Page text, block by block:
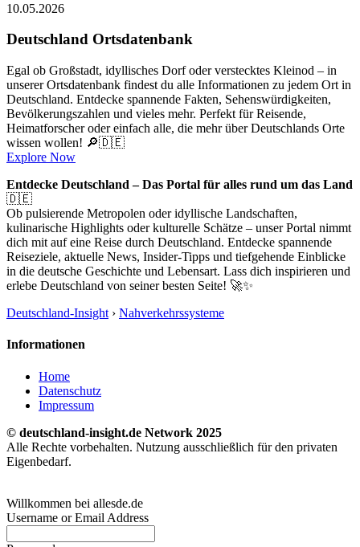
10.05.2026
Deutschland Ortsdatenbank
Egal ob Großstadt, idyllisches Dorf oder verstecktes Kleinod – in
unserer Ortsdatenbank findest du alle Informationen zu jedem Ort in
Deutschland. Entdecke spannende Fakten, Sehenswürdigkeiten,
Bevölkerungszahlen und vieles mehr. Perfekt für Reisende,
Heimatforscher oder einfach alle, die mehr über Deutschlands Orte
wissen wollen! 🔎🇩🇪
Explore Now
Entdecke Deutschland – Das Portal für alles rund um das Land
🇩🇪
Ob pulsierende Metropolen oder idyllische Landschaften,
kulinarische Highlights oder kulturelle Schätze – unser Portal nimmt
dich mit auf eine Reise durch Deutschland. Entdecke spannende
Reiseziele, aktuelle News, Insider-Tipps und tiefgehende Einblicke
in die deutsche Geschichte und Lebensart. Lass dich inspirieren und
erlebe Deutschland von seiner besten Seite! 🚀✨
Deutschland-Insight › Nahverkehrssysteme
Informationen
Home
Datenschutz
Impressum
© deutschland-insight.de Network 2025
Alle Rechte vorbehalten. Nutzung ausschließlich für den privaten
Eigenbedarf.
Willkommen bei allesde.de
Username or Email Address